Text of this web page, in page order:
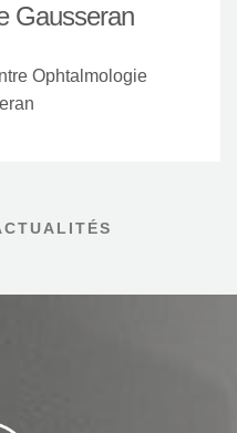
Gausseran
Ophtalmologie